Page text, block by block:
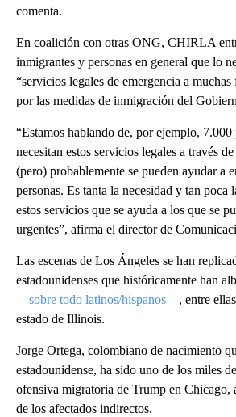
comenta.
En coalición con otras ONG, CHIRLA
inmigrantes y personas en general que lo
“servicios legales de emergencia a muchas
por las medidas de inmigración del
“Estamos hablando de, por ejemplo, 7.000
necesitan estos servicios legales a través
(pero) probablemente se pueden ayudar a
personas. Es tanta la necesidad y tan poca
estos servicios que se ayuda a los que se
urgentes”, afirma el director de
Las escenas de Los Ángeles se han
estadounidenses que históricamente han
—sobre todo latinos/hispanos—, entre
estado de Illinois.
Jorge Ortega, colombiano de nacimiento
estadounidense, ha sido uno de los miles
ofensiva migratoria de Trump en Chicago,
de los afectados indirectos.